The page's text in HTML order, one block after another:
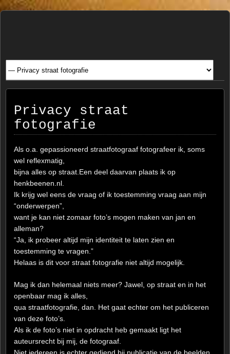
Beenen
Privacy straat
fotografie
Als o.a. gepassioneerd straatfotograaf fotografeer ik, soms
wel reflexmatig,
bijna alles op straat.Een deel daarvan plaats ik op
henkbeenen.nl.
Ik krijg wel eens de vraag of ik toestemming vraag aan mijn
“onderwerpen”,
want je kan niet zomaar foto’s mogen maken van jan en
alleman?
“Ja, ik probeer altijd mijn identiteit te laten zien en
toestemming te vragen.”
Helaas is dit voor straat fotografie niet altijd mogelijk.
Mag ik dan helemaal niets meer? Jawel, op straat en in het
openbaar mag ik alles,
qua straatfotografie, dan. Het gaat echter om het publiceren
van deze foto’s.
Als ik de foto’s niet in opdracht heb gemaakt ligt het
auteursrecht bij mij, de fotograaf.